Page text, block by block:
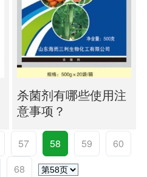
杀菌剂有哪些使用注
意事项？
57 58 59
60
68